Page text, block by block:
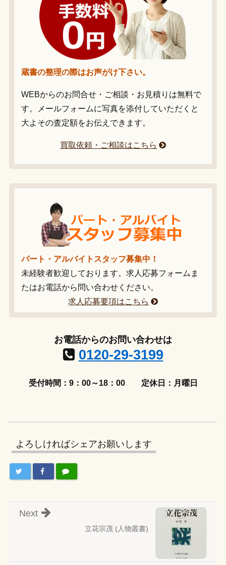
蔵書の整理の際はお声がけ下さい。
WEBからのお問合せ・ご相談・お見積りは無料で
す。メールフォームに写真を添付していただくと
大よその査定額をお伝えできます。
買取依頼・ご相談はこちら
パート・アルバイトスタッフ募集中！
未経験者歓迎しております。求人応募フォームま
たはお電話から問い合わせください。
求人応募要項はこちら
お電話からのお問い合わせは
0120-29-3199
受付時間：9：00～18：00 定休日：月曜日
よろしければシェアお願いします
立花宗茂 (人物叢書)
Next